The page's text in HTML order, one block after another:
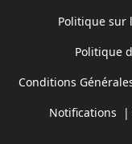
Politique sur
Politique
Conditions
Notifications |